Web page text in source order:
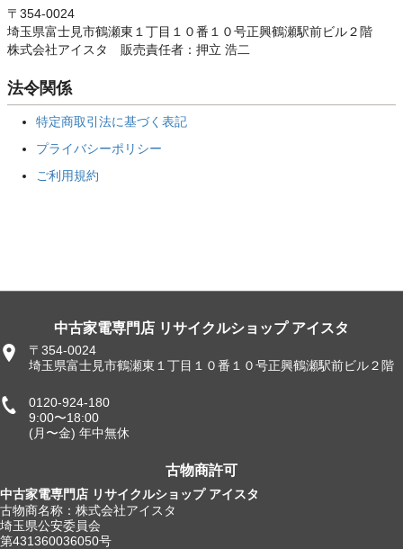
〒354-0024
埼玉県富士見市鶴瀬東１丁目１０番１０号正興鶴瀬駅前ビル２階
株式会社アイスタ 販売責任者：押立 浩二
法令関係
特定商取引法に基づく表記
プライバシーポリシー
ご利用規約
中古家電専門店 リサイクルショップ アイスタ
〒354-0024
埼玉県富士見市鶴瀬東１丁目１０番１０号正興鶴瀬駅前ビル２階
0120-924-180
9:00〜18:00
(月〜金) 年中無休
古物商許可
中古家電専門店 リサイクルショップ アイスタ
古物商名称：株式会社アイスタ
埼玉県公安委員会
第431360036050号